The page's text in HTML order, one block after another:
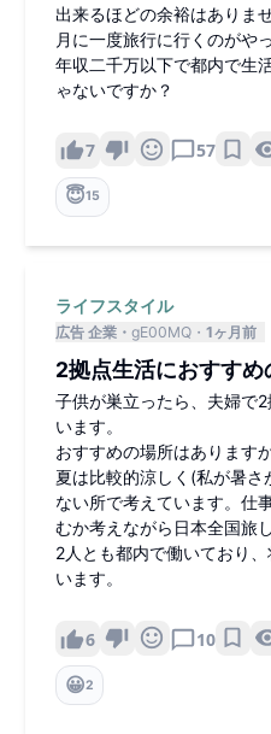
出来るほどの余裕はありませ
月に一度旅行に行くのがや
年収二千万以下で都内で生
ゃないですか？
7 57
😇15
ライフスタイル
広告 企業 gE00MQ 1ヶ月前
2拠点生活におすすめ
子供が巣立ったら、夫婦で
います。
おすすめの場所はあります
夏は比較的涼しく(私が暑
ない所で考えています。仕
むか考えながら日本全国旅
2人とも都内で働いており
います。
6 10
😀2